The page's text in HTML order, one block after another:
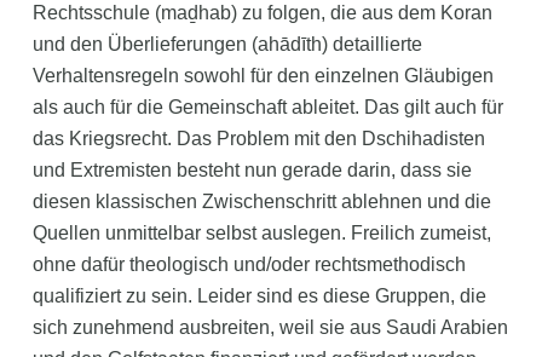
Rechtsschule (maḏhab) zu folgen, die aus dem Koran
und den Überlieferungen (ahādīth) detaillierte
Verhaltensregeln sowohl für den einzelnen Gläubigen
als auch für die Gemeinschaft ableitet. Das gilt auch für
das Kriegsrecht. Das Problem mit den Dschihadisten
und Extremisten besteht nun gerade darin, dass sie
diesen klassischen Zwischenschritt ablehnen und die
Quellen unmittelbar selbst auslegen. Freilich zumeist,
ohne dafür theologisch und/oder rechtsmethodisch
qualifiziert zu sein. Leider sind es diese Gruppen, die
sich zunehmend ausbreiten, weil sie aus Saudi Arabien